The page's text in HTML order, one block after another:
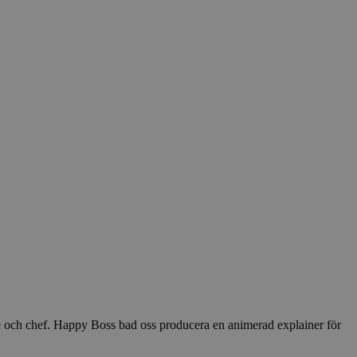
chef. Happy Boss bad oss producera en animerad explainer för